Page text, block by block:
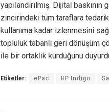
yapılandırılmış. Dijital
zincirindeki tüm taraflara
kullanıma kadar izlenmesini
topluluk tabanlı geri dönüşüm
ile bir ortaklık kurduğunu
Etiketler: ePac HP Indigo